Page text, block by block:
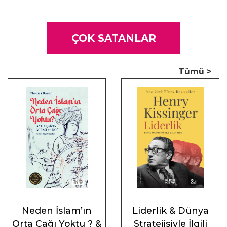
ÇOK SATANLAR
Tümü >
Neden İslam’ın
Orta Çağı Yoktu ? &
Liderlik & Dünya
Stratejisiyle İlgili